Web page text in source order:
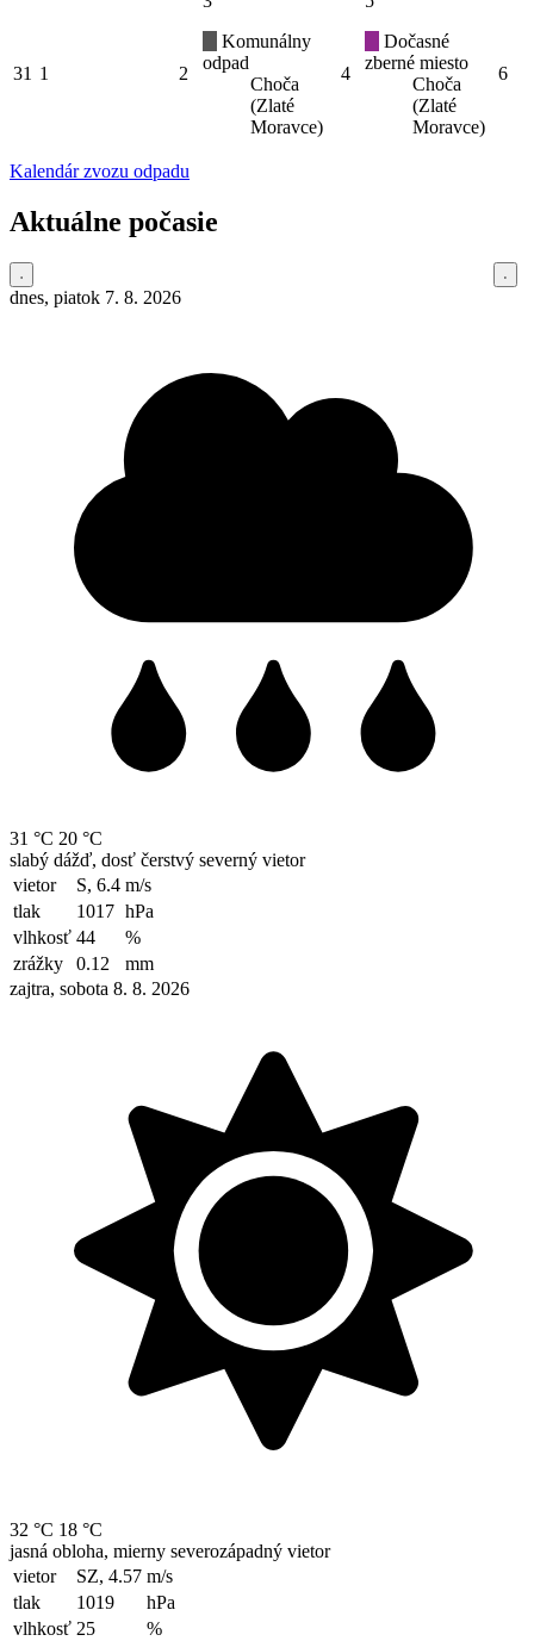
31 1 2
Komunálny
odpad
Choča
(Zlaté
Moravce)
4
Dočasné
zberné miesto
Choča
(Zlaté
Moravce)
6
Kalendár zvozu odpadu
Aktuálne počasie
dnes, piatok 7. 8. 2026
31 °C 20 °C
slabý dážď, dosť čerstvý severný vietor
vietor
S, 6.4 m/s
tlak
1017 hPa
vlhkosť 44
%
zrážky
0.12
mm
zajtra, sobota 8. 8. 2026
32 °C 18 °C
jasná obloha, mierny severozápadný vietor
vietor
SZ, 4.57 m/s
tlak
1019
hPa
vlhkosť 25
%